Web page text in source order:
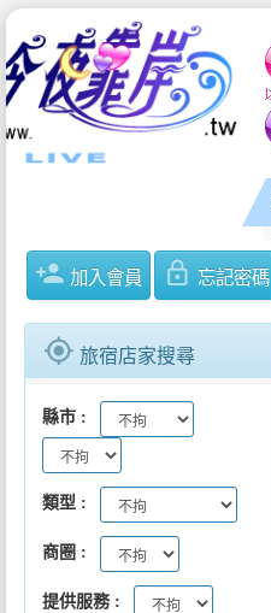
person_add 加入會員 lock_outline 忘記密碼
gps_fixed 旅宿店家搜尋
縣市
類型
商圈
提供服務